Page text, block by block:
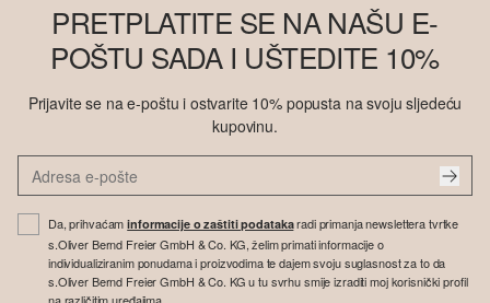
PRETPLATITE SE NA NAŠU E-
POŠTU SADA I UŠTEDITE 10%
Prijavite se na e-poštu i ostvarite 10% popusta na svoju sljedeću
kupovinu.
Da, prihvaćaminformacije o zaštiti podatakaradi primanja newslettera tvrtke
s.Oliver Bernd Freier GmbH & Co. KG, želim primati informacije o
individualiziranim ponudama i proizvodima te dajem svoju suglasnost za to da
s.Oliver Bernd Freier GmbH & Co. KG u tu svrhu smije izraditi moj korisnički profil